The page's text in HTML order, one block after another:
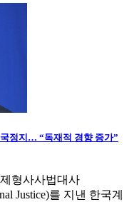
정지… “독재적 경향 증가”
형사사법대사
Justice)를 지낸 한국계